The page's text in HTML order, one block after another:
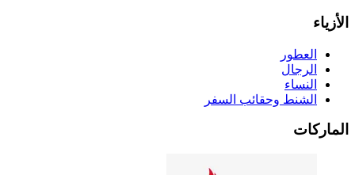
الأزياء
العطور
الرجال
النساء
الشنط وحقائب السفر
الماركات